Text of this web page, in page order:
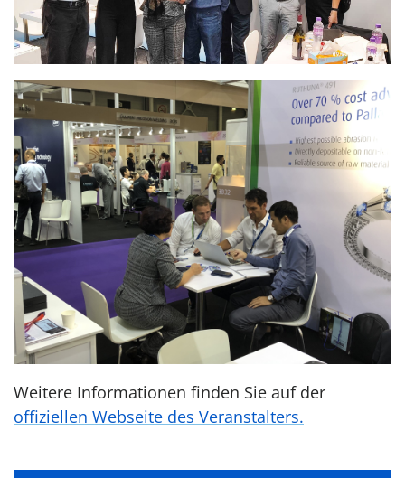
Weitere Informationen finden Sie auf der
offiziellen Webseite des Veranstalters.